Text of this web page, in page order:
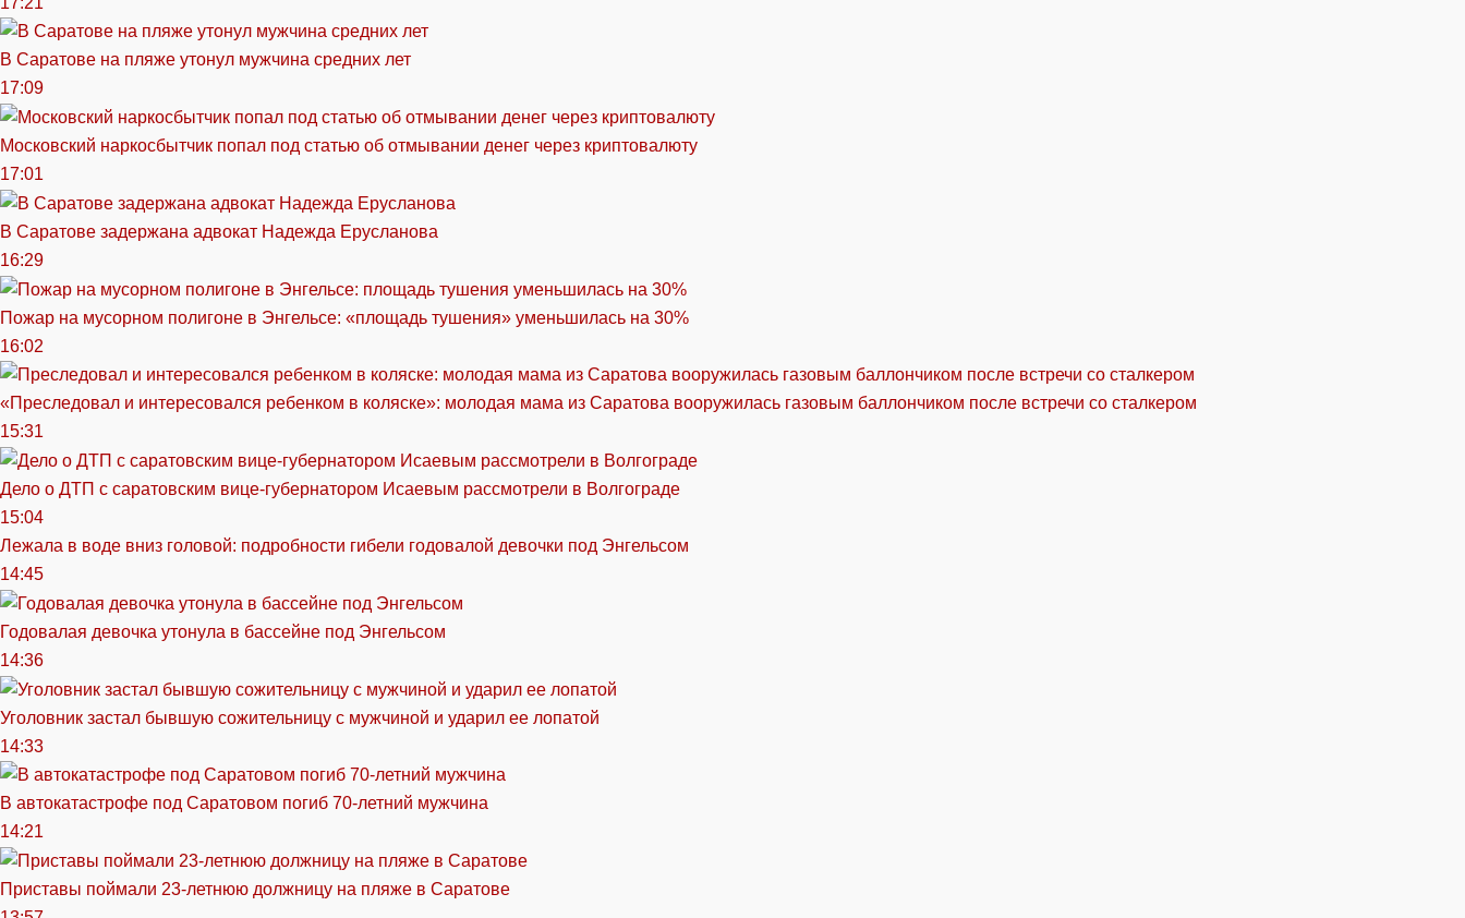
В Саратове на пляже утонул мужчина средних лет
17:09
Московский наркосбытчик попал под статью об отмывании денег через криптовалюту
17:01
В Саратове задержана адвокат Надежда Ерусланова
16:29
Пожар на мусорном полигоне в Энгельсе: «площадь тушения» уменьшилась на 30%
16:02
«Преследовал и интересовался ребенком в коляске»: молодая мама из Саратова вооружилась газовым баллончиком после встречи со сталкером
15:31
Дело о ДТП с саратовским вице-губернатором Исаевым рассмотрели в Волгограде
15:04
Лежала в воде вниз головой: подробности гибели годовалой девочки под Энгельсом
14:45
Годовалая девочка утонула в бассейне под Энгельсом
14:36
Уголовник застал бывшую сожительницу с мужчиной и ударил ее лопатой
14:33
В автокатастрофе под Саратовом погиб 70-летний мужчина
14:21
Приставы поймали 23-летнюю должницу на пляже в Саратове